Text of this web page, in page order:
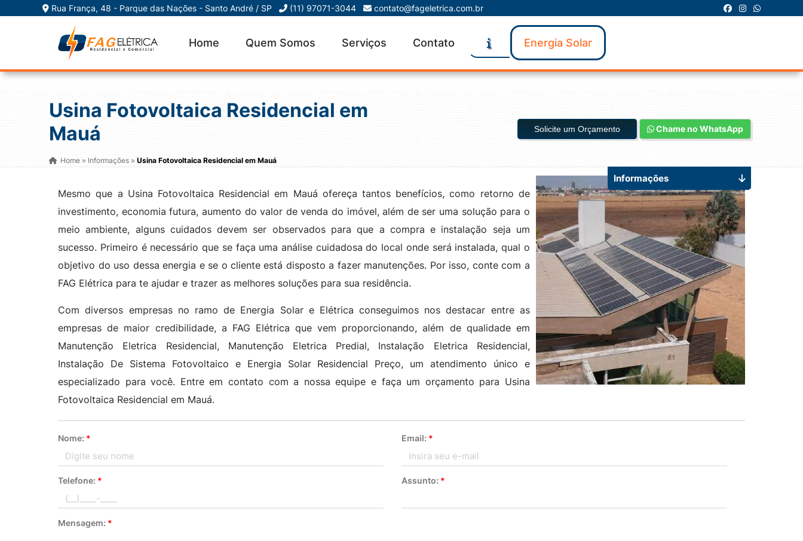
Rua França, 48 - Parque das Nações - Santo André / SP (11) 97071-3044 contato@fageletrica.com.br
Home Quem Somos Serviços Contato Energia Solar
Usina Fotovoltaica Residencial em
Mauá
Home » Informações »Usina Fotovoltaica Residencial em Mauá
Solicite um Orçamento Chame no WhatsApp
Mesmo que a Usina Fotovoltaica Residencial em Mauá ofereça tantos benefícios, como retorno de
investimento, economia futura, aumento do valor de venda do imóvel, além de ser uma solução para o
meio ambiente, alguns cuidados devem ser observados para que a compra e instalação seja um
sucesso. Primeiro é necessário que se faça uma análise cuidadosa do local onde será instalada, qual o
objetivo do uso dessa energia e se o cliente está disposto a fazer manutenções. Por isso, conte com a
FAG Elétrica para te ajudar e trazer as melhores soluções para sua residência.
Com diversos empresas no ramo de Energia Solar e Elétrica conseguimos nos destacar entre as
empresas de maior credibilidade, a FAG Elétrica que vem proporcionando, além de qualidade em
Manutenção Eletrica Residencial, Manutenção Eletrica Predial, Instalação Eletrica Residencial,
Instalação De Sistema Fotovoltaico e Energia Solar Residencial Preço, um atendimento único e
especializado para você. Entre em contato com a nossa equipe e faça um orçamento para Usina
Fotovoltaica Residencial em Mauá.
Nome: * Email: *
Telefone: * Assunto: *
Mensagem: *
Informações